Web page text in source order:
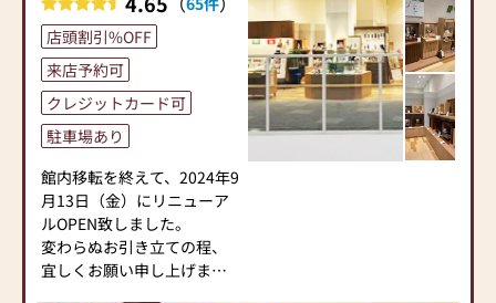
また、スタッフ一同、お客
様のご要望に丁寧にお応え
いたします。お仏壇や仏具
に関するご質問やご相談に
も親身にお答えし、最適な
アドバイスをいたします。
お客様のご満足度を最優先
に考え、心からのおもてな
しを提供いたします。
お仏壇のはせがわでは、お
客様の大切なご供養に寄り
ます。
◆キャッシュレス化に対
応 さらにお得！ポイント
もたまる◆
各種クレジットカードでお
PayPayや電子マネー決済も
ご利用可能です。
◆弊社代表の社外役務◆
地元をはじめ全国団体の役
して分からないことやお困
り事のお力になれるよう、
精一杯フォローさせていた
だきますので、どうぞ宜し
くお願い申し上げます。
店頭割引%OFF
来店予約可
クレジットカード可
駐車場あり
館内移転を終えて、2024年9
月13日（金）にリニューア
ルOPEN致しました。
変わらぬお引き立ての程、
宜しくお願い申し上げま